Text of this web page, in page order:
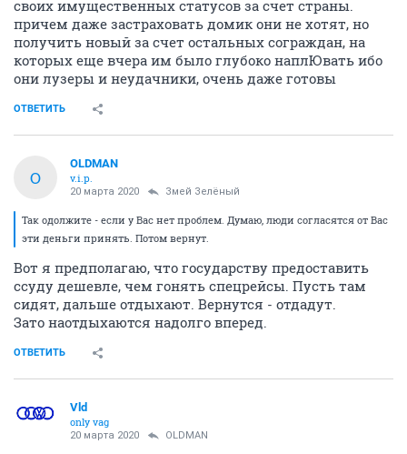
своих имущественных статусов за счет страны.
причем даже застраховать домик они не хотят, но
получить новый за счет остальных сограждан, на
которых еще вчера им было глубоко наплЮвать ибо
они лузеры и неудачники, очень даже готовы
ОТВЕТИТЬ
O
OLDMAN
v.i.p.
20 марта 2020 Змей Зелёный
Так одолжите - если у Вас нет проблем. Думаю, люди согласятся от Вас
эти деньги принять. Потом вернут.
Вот я предполагаю, что государству предоставить
ссуду дешевле, чем гонять спецрейсы. Пусть там
сидят, дальше отдыхают. Вернутся - отдадут.
Зато наотдыхаются надолго вперед.
ОТВЕТИТЬ
Vld
only vag
20 марта 2020 OLDMAN